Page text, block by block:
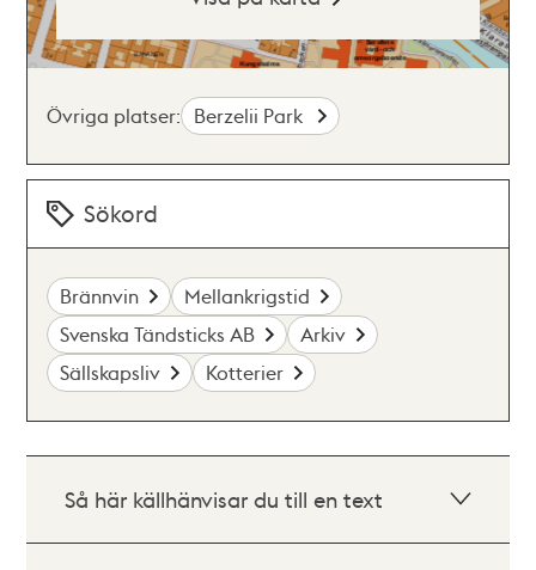
Övriga platser: Berzelii Park
Sökord
Brännvin
Mellankrigstid
Svenska Tändsticks AB
Arkiv
Sällskapsliv
Kotterier
Så här källhänvisar du till en text